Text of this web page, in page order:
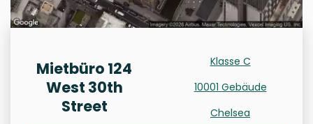
Mietbüro 124
West 30th
Street
Klasse C
10001 Gebäude
Chelsea